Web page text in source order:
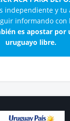
independiente y tu
informando con
es apostar por
uruguayo libre.